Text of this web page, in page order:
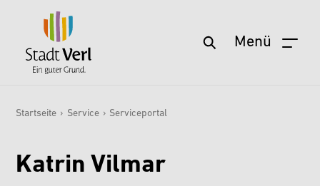
Zum Hauptinhalt springen Menü
Startseite
Aktuelles
Wohnen & Leben
Startseite › Service › Serviceportal
Katrin Vilmar